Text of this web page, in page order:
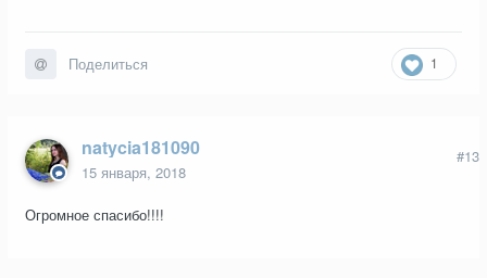
1
Поделиться
natycia181090
15 января, 2018
#13
Огромное спасибо!!!!